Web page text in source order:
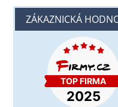
ZÁKAZNICKÁ